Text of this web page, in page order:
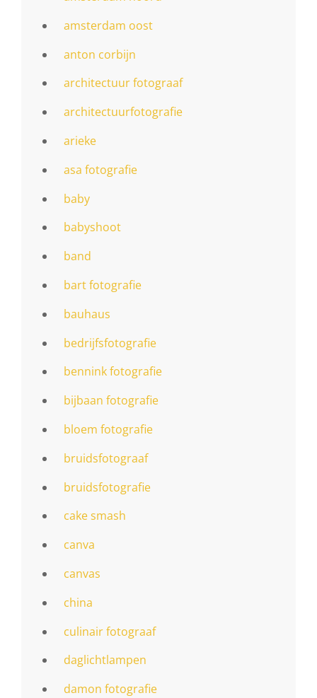
amsterdam oost
anton corbijn
architectuur fotograaf
architectuurfotografie
arieke
asa fotografie
baby
babyshoot
band
bart fotografie
bauhaus
bedrijfsfotografie
bennink fotografie
bijbaan fotografie
bloem fotografie
bruidsfotograaf
bruidsfotografie
cake smash
canva
canvas
china
culinair fotograaf
daglichtlampen
damon fotografie